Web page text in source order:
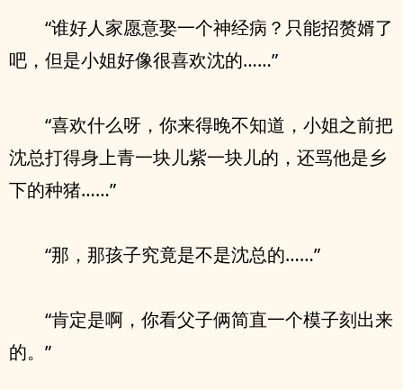
“谁好人家愿意娶一个神经病？只能招赘婿了
吧，但是小姐好像很喜欢沈的……”
“喜欢什么呀，你来得晚不知道，小姐之前把
沈总打得身上青一块儿紫一块儿的，还骂他是乡
下的种猪……”
“那，那孩子究竟是不是沈总的……”
“肯定是啊，你看父子俩简直一个模子刻出来
的。”